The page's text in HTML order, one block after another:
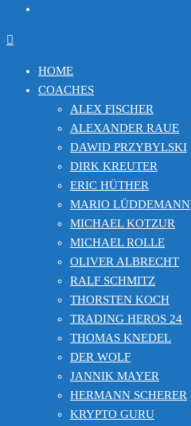
HOME
COACHES
ALEX FISCHER
ALEXANDER RAUE
DAWID PRZYBYLSKI
DIRK KREUTER
ERIC HÜTHER
MARIO LÜDDEMANN
MICHAEL KOTZUR
MICHAEL ROLLE
OLIVER ALBRECHT
RALF SCHMITZ
THORSTEN KOCH
TRADING HEROS 24
THOMAS KNEDEL
DER WOLF
JANNIK MAYER
HERMANN SCHERER
KRYPTO GURU